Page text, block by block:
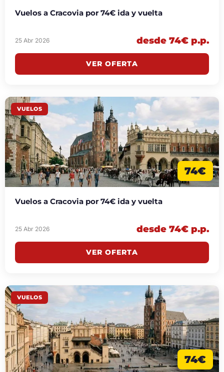
Vuelos a Cracovia por 74€ ida y vuelta
25 Abr 2026 desde 74€ p.p.
VER OFERTA
VUELOS
74€
Vuelos a Cracovia por 74€ ida y vuelta
25 Abr 2026 desde 74€ p.p.
VER OFERTA
VUELOS
74€